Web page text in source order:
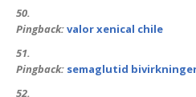
Pingback:valor xenical chile
Pingback: semaglutid